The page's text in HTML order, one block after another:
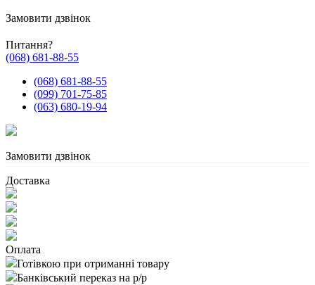
Замовити дзвінок
Питання?
(068) 681-88-55
(068) 681-88-55
(099) 701-75-85
(063) 680-19-94
Замовити дзвінок
Доставка
Оплата
Готівкою при отриманні товару
Банківський переказ на р/р